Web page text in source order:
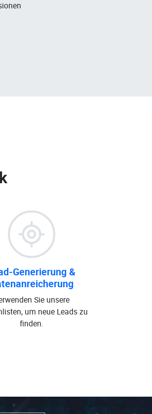
Generierung &
Sie unsere
um neue Leads zu
finden.